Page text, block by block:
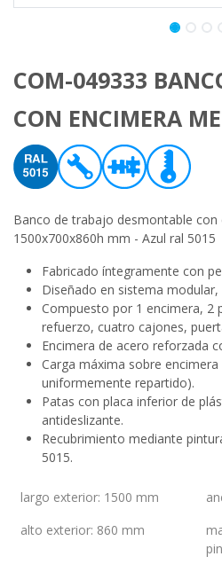
COM-049333
CON ENCIMERA
Banco de trabajo desmontable con
1500x700x860h mm - Azul ral 5015
Fabricado íntegramente con
Diseñado en sistema
Compuesto por 1 encimera, 2
refuerzo, cuatro cajones,
Encimera de acero reforzada
Carga máxima sobre encimera
uniformemente repartido).
Patas con placa inferior de
antideslizante.
Recubrimiento mediante
5015.
largo exterior: 1500 mm
alto exterior: 860 mm